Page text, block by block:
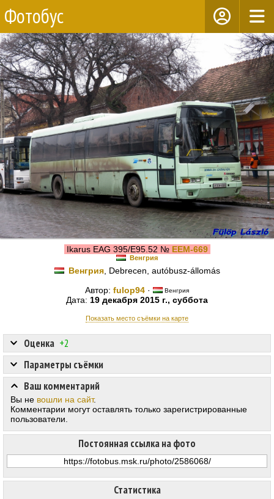
Фотобус
Ikarus EAG 395/E95.52 № EEM-669
Венгрия
Венгрия, Debrecen, autóbusz-állomás
Автор: fulop94 · Венгрия
Дата: 19 декабря 2015 г., суббота
Показать место съёмки на карте
Статистика
Оценка +2
Постоянная ссылка на фото
Параметры съёмки
Ваш комментарий
Вы не вошли на сайт.
Комментарии могут оставлять только зарегистрированные
пользователи.